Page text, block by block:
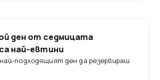
ден от седмицата
най-евтини
подходящият ден да резервираш